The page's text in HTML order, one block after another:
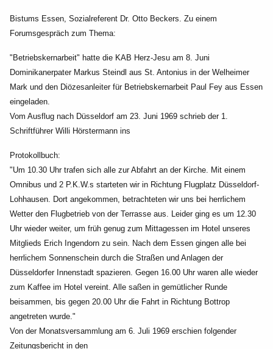
Bistums Essen, Sozialreferent Dr. Otto Beckers. Zu einem
Forumsgespräch zum Thema:
"Betriebskernarbeit" hatte die KAB Herz-Jesu am 8. Juni
Dominikanerpater Markus Steindl aus St. Antonius in der Welheimer
Mark und den Diözesanleiter für Betriebskernarbeit Paul Fey aus Essen
eingeladen.
Vom Ausflug nach Düsseldorf am 23. Juni 1969 schrieb der 1.
Schriftführer Willi Hörstermann ins
Protokollbuch:
"Um 10.30 Uhr trafen sich alle zur Abfahrt an der Kirche. Mit einem
Omnibus und 2 P.K.W.s starteten wir in Richtung Flugplatz Düsseldorf-
Lohhausen. Dort angekommen, betrachteten wir uns bei herrlichem
Wetter den Flugbetrieb von der Terrasse aus. Leider ging es um 12.30
Uhr wieder weiter, um früh genug zum Mittagessen im Hotel unseres
Mitglieds Erich Ingendorn zu sein. Nach dem Essen gingen alle bei
herrlichem Sonnenschein durch die Straßen und Anlagen der
Düsseldorfer Innenstadt spazieren. Gegen 16.00 Uhr waren alle wieder
zum Kaffee im Hotel vereint. Alle saßen in gemütlicher Runde
beisammen, bis gegen 20.00 Uhr die Fahrt in Richtung Bottrop
angetreten wurde."
Von der Monatsversammlung am 6. Juli 1969 erschien folgender
Zeitungsbericht in den